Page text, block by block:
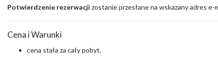
Potwierdzenie rezerwacji zostanie przesłane na wskazany adres
Cena i Warunki
cena stała za cały pobyt,